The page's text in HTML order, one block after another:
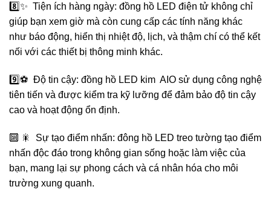
8️⃣✨ Tiện ích hàng ngày: đồng hồ LED điện tử không chỉ
giúp bạn xem giờ mà còn cung cấp các tính năng khác
như báo động, hiển thị nhiệt độ, lịch, và thậm chí có thể kết
nối với các thiết bị thông minh khác.
9️⃣⚽ Độ tin cậy: đồng hồ LED kim AIO sử dụng công nghệ
tiên tiến và được kiểm tra kỹ lưỡng để đảm bảo độ tin cậy
cao và hoạt động ổn định.
🔟 🎇 Sự tạo điểm nhấn: đông hồ LED treo tường tạo điểm
nhấn độc đáo trong không gian sống hoặc làm việc của
bạn, mang lại sự phong cách và cá nhân hóa cho môi
trường xung quanh.